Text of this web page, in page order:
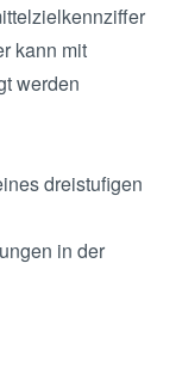
kann mit
werden
dreistufigen
in der